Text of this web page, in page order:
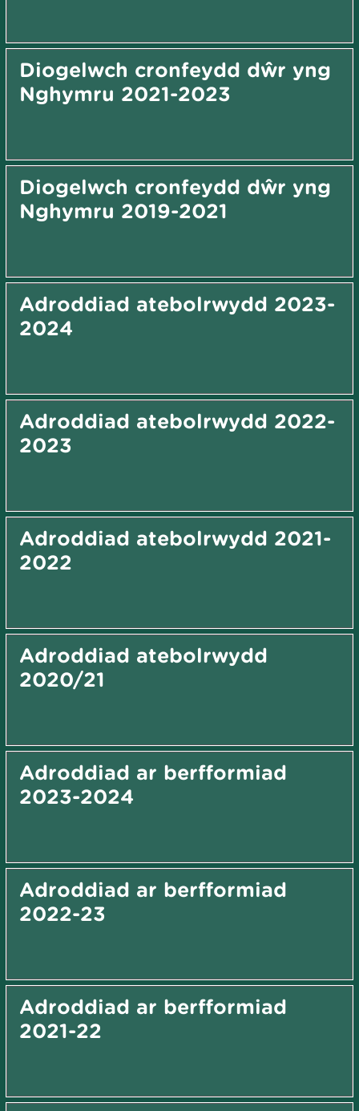
Diogelwch cronfeydd dŵr yng
Nghymru 2021-2023
Diogelwch cronfeydd dŵr yng
Nghymru 2019-2021
Adroddiad atebolrwydd 2023-
2024
Adroddiad atebolrwydd 2022-
2023
Adroddiad atebolrwydd 2021-
2022
Adroddiad atebolrwydd
2020/21
Adroddiad ar berfformiad
2023-2024
Adroddiad ar berfformiad
2022-23
Adroddiad ar berfformiad
2021-22